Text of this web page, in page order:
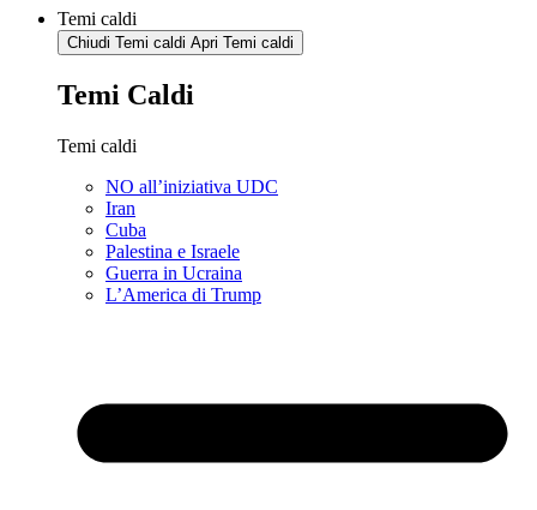
Temi caldi
Chiudi Temi caldi Apri Temi caldi
Temi Caldi
Temi caldi
NO all’iniziativa UDC
Iran
Cuba
Palestina e Israele
Guerra in Ucraina
L’America di Trump